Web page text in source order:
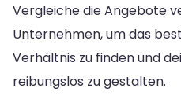
Vergleiche die Angebote
Unternehmen, um das
Verhältnis zu finden und
reibungslos zu gestalten.